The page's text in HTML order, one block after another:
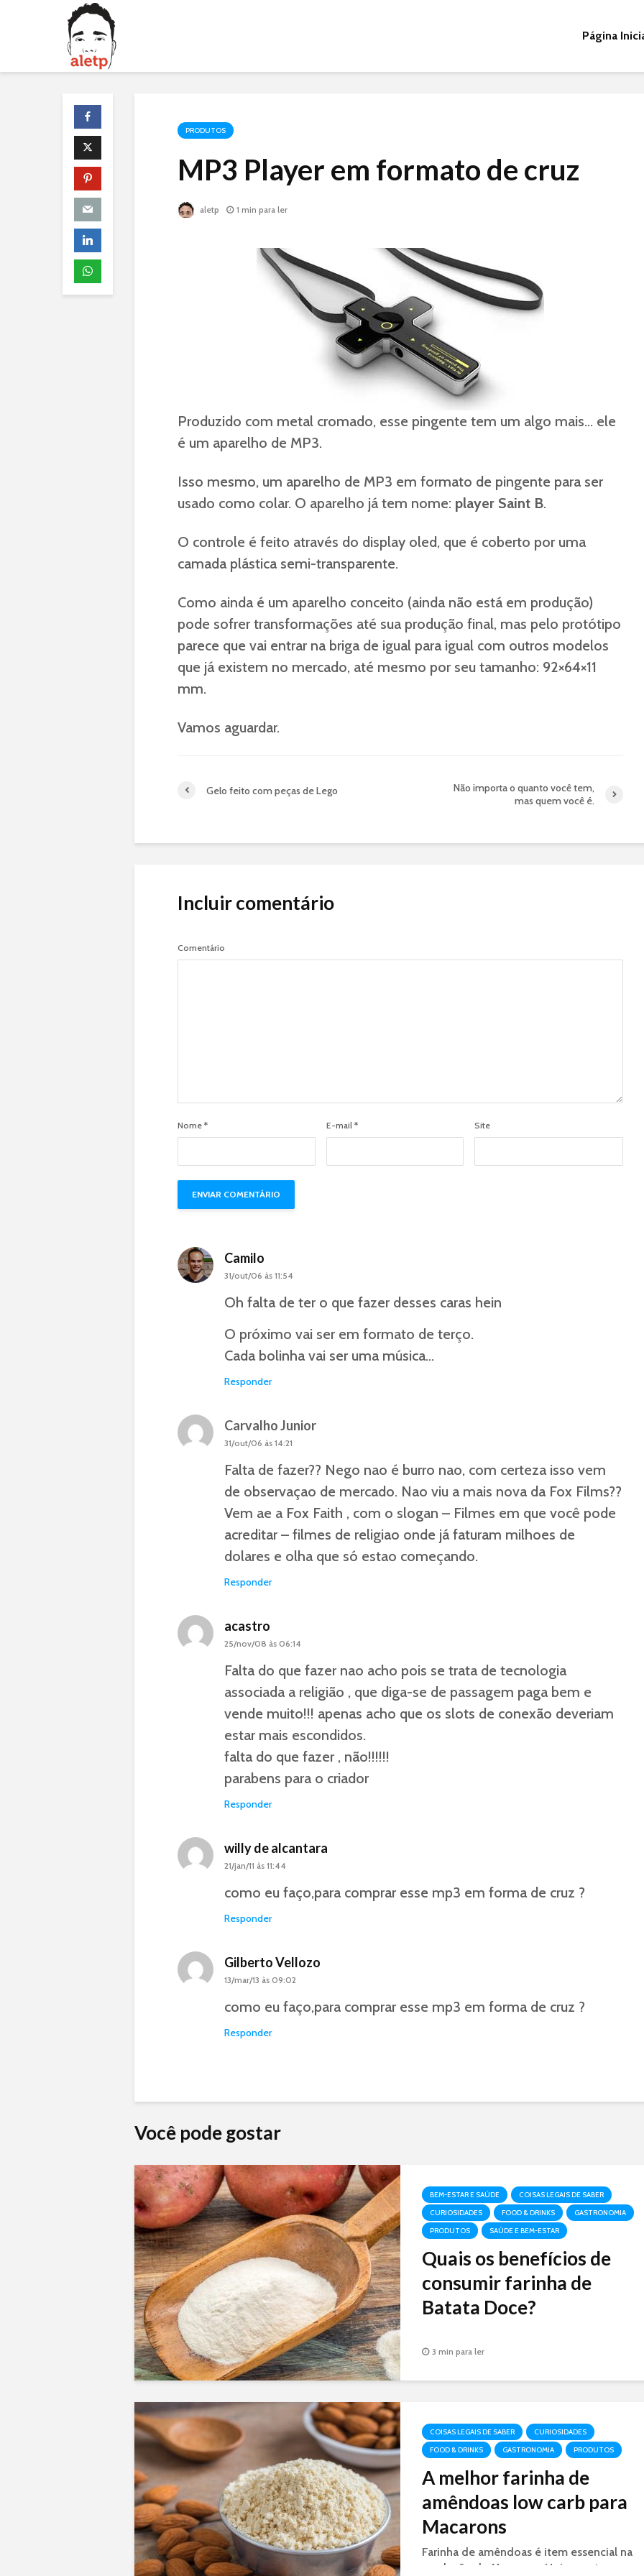
Página
PRODUTOS
MP3 Player em formato de cruz
aletp 1 min para ler
Produzido com metal cromado, esse pingente tem um algo mais… ele
é um aparelho de MP3.
Isso mesmo, um aparelho de MP3 em formato de pingente para ser
usado como colar. O aparelho já tem nome: player Saint B.
O controle é feito através do display oled, que é coberto por uma
camada plástica semi-transparente.
Como ainda é um aparelho conceito (ainda não está em produção)
pode sofrer transformações até sua produção final, mas pelo protótipo
parece que vai entrar na briga de igual para igual com outros modelos
que já existem no mercado, até mesmo por seu tamanho: 92×64×11
mm.
Vamos aguardar.
Gelo feito com peças de Lego
Não importa o quanto você tem,
mas quem você é.
Incluir comentário
Comentário
Nome * E-mail * Site
Camilo
31/out/06 às 11:54
Oh falta de ter o que fazer desses caras hein
O próximo vai ser em formato de terço.
Cada bolinha vai ser uma música…
Responder
Carvalho Junior
31/out/06 às 14:21
Falta de fazer?? Nego nao é burro nao, com certeza isso vem
de observaçao de mercado. Nao viu a mais nova da Fox Films??
Vem ae a Fox Faith , com o slogan – Filmes em que você pode
acreditar – filmes de religiao onde já faturam milhoes de
dolares e olha que só estao começando.
Responder
acastro
25/nov/08 às 06:14
Falta do que fazer nao acho pois se trata de tecnologia
associada a religião , que diga-se de passagem paga bem e
vende muito!!! apenas acho que os slots de conexão deveriam
estar mais escondidos.
falta do que fazer , não!!!!!!
parabens para o criador
Responder
willy de alcantara
21/jan/11 às 11:44
como eu faço,para comprar esse mp3 em forma de cruz ?
Responder
Gilberto Vellozo
13/mar/13 às 09:02
como eu faço,para comprar esse mp3 em forma de cruz ?
Responder
Você pode gostar
BEM-ESTAR E SAÚDE
COISAS LEGAIS DE SABER
CURIOSIDADES
FOOD & DRINKS
GASTRONOMIA
PRODUTOS
SAÚDE E BEM-ESTAR
Quais os benefícios de
consumir farinha de
Batata Doce?
versátil e saudável. Ela não tem glúten e
uma ótima opção para substituir a farinha
3 min para ler
COISAS LEGAIS DE SABER
CURIOSIDADES
FOOD & DRINKS
GASTRONOMIA PRODUTOS
A melhor farinha de
amêndoas low carb para
Macarons
Farinha de amêndoas é item essencial na
produção de Macarons. Hoje mostramos a